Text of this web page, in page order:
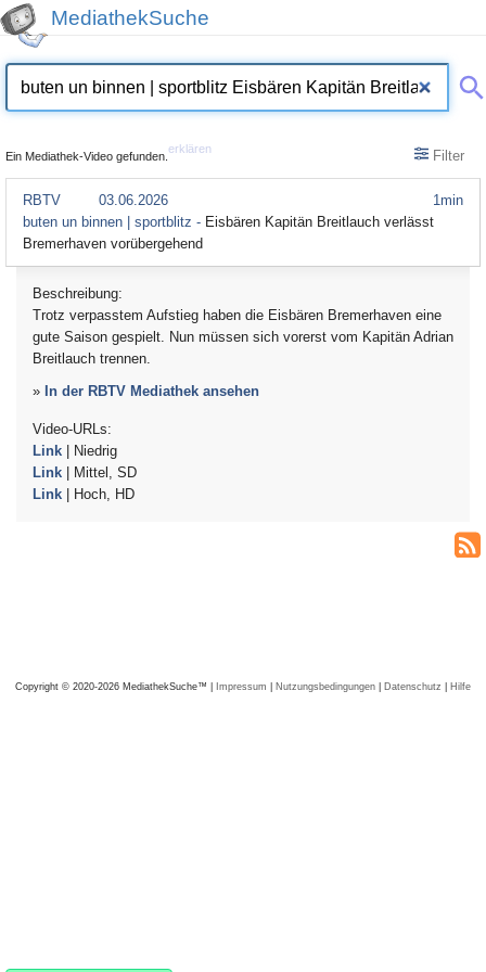
MediathekSuche
Ein Mediathek-Video gefunden.
erklären Filter
1min
RBTV
03.06.2026
buten un binnen | sportblitz - Eisbären Kapitän Breitlauch verlässt
Bremerhaven vorübergehend
Beschreibung:
Trotz verpasstem Aufstieg haben die Eisbären Bremerhaven eine
gute Saison gespielt. Nun müssen sich vorerst vom Kapitän Adrian
Breitlauch trennen.
» In der RBTV Mediathek ansehen
Video-URLs:
Link | Niedrig
Link | Mittel, SD
Link | Hoch, HD
Copyright © 2020-2026 MediathekSuche™ | Impressum | Nutzungsbedingungen | Datenschutz | Hilfe